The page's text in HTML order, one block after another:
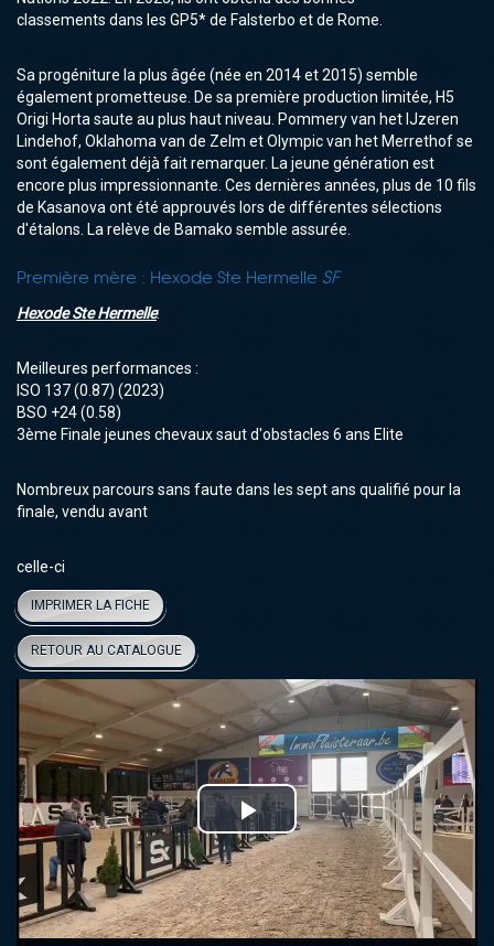
classements dans les GP5* de Falsterbo et de Rome.
Sa progéniture la plus âgée (née en 2014 et 2015) semble
également prometteuse. De sa première production limitée, H5
Origi Horta saute au plus haut niveau. Pommery van het IJzeren
Lindehof, Oklahoma van de Zelm et Olympic van het Merrethof se
sont également déjà fait remarquer. La jeune génération est
encore plus impressionnante. Ces dernières années, plus de 10 fils
de Kasanova ont été approuvés lors de différentes sélections
d'étalons. La relève de Bamako semble assurée.
Première mère : Hexode Ste Hermelle SF
Hexode Ste Hermelle:
Meilleures performances :
ISO 137 (0.87) (2023)
BSO +24 (0.58)
3ème Finale jeunes chevaux saut d'obstacles 6 ans Elite
Nombreux parcours sans faute dans les sept ans qualifié pour la
finale, vendu avant
celle-ci
IMPRIMER LA FICHE
RETOUR AU CATALOGUE
Play
Video